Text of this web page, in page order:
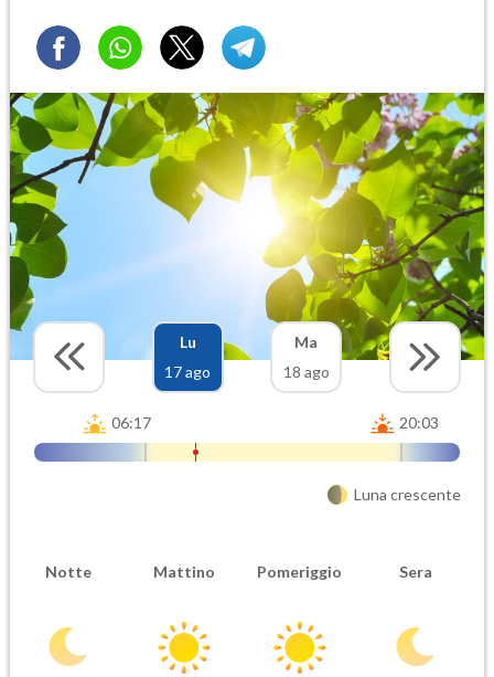
Lu
17 ago
Ma
18 ago
06:17 20:03
Luna crescente
Notte Mattino Pomeriggio Sera